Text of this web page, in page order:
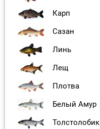
Карп
Сазан
Линь
Лещ
Плотва
Белый Амур
Толстолобик